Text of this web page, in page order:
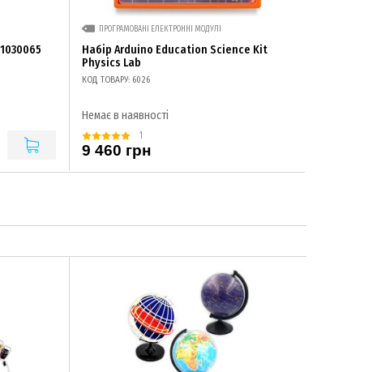
ПРОГРАМОВАНІ ЕЛЕКТРОННІ МОДУЛІ
Набір Arduino Education Science Kit
Physics Lab
КОД ТОВАРУ: 6026
Немає в наявності
1
9 460 грн